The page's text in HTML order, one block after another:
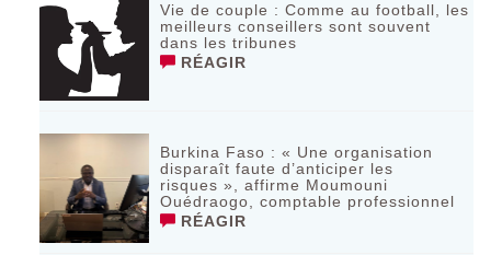
Vie de couple : Comme au football, les
meilleurs conseillers sont souvent
dans les tribunes
RÉAGIR
Burkina Faso : « Une organisation
disparaît faute d’anticiper les
risques », affirme Moumouni
Ouédraogo, comptable professionnel
RÉAGIR